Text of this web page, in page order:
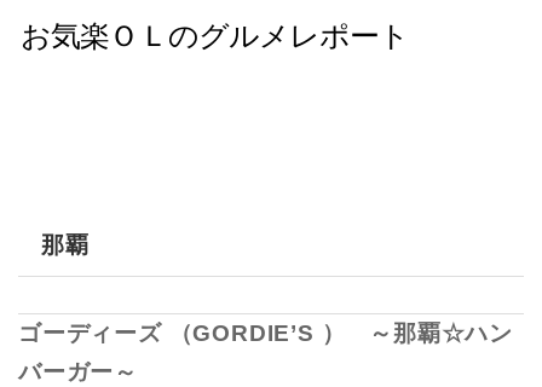
那覇
ゴーディーズ （GORDIE’S ） ～那覇☆ハン
バーガー～